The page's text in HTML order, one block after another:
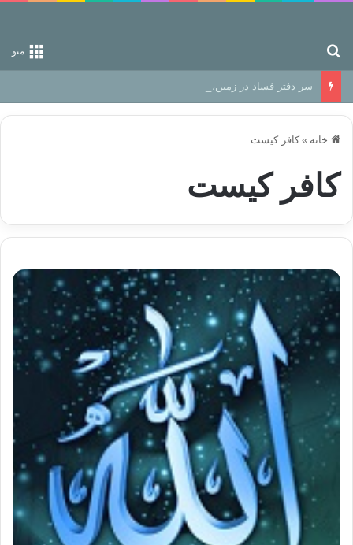
منو
سر دفتر فساد در زمین‌، دوری وکناره‌گیری از راه خداست‌!
خانه » کافر کیست
کافر کیست